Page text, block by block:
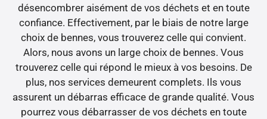
désencombrer aisément de vos déchets et en toute
confiance. Effectivement, par le biais de notre large
choix de bennes, vous trouverez celle qui convient.
Alors, nous avons un large choix de bennes. Vous
trouverez celle qui répond le mieux à vos besoins. De
plus, nos services demeurent complets. Ils vous
assurent un débarras efficace de grande qualité. Vous
pourrez vous débarrasser de vos déchets en toute